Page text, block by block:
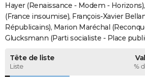
S'inscrire
Se connecter
Lycées
Collèges
Primaires
Universités
Entreprises
Service militaire
Avis de recherche
AVIS DE DÉCÈS
FORUM
Hayer (Renaissance - Modem -
(France insoumise), François-Xavier
Républicains), Marion Maréchal
Glucksmann (Parti socialiste - Place
Tête de liste
Liste %